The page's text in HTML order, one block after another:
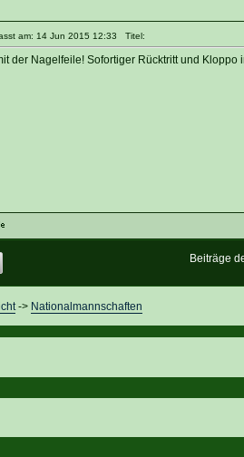
am: 14 Jun 2015 12:33 Titel:
der Nagelfeile! Sofortiger Rücktritt und Kloppo
Beiträge
-> Nationalmannschaften